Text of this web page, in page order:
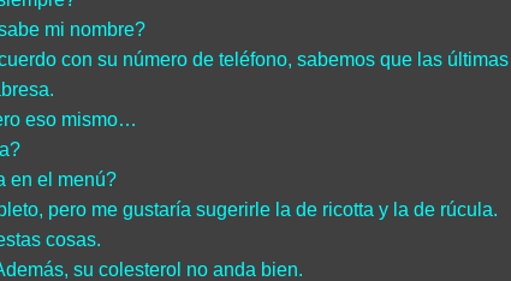
mi nombre?
con su número de teléfono, sabemos que las
eso mismo…
en el menú?
pero me gustaría sugerirle la de ricotta y la de rúcula.
cosas.
su colesterol no anda bien.